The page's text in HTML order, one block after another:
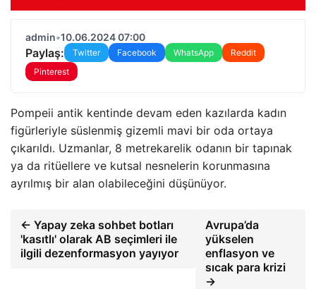
admin•10.06.2024 07:00
Paylaş: Twitter Facebook WhatsApp
Reddit
Pinterest
Pompeii antik kentinde devam eden kazılarda kadın
figürleriyle süslenmiş gizemli mavi bir oda ortaya
çıkarıldı. Uzmanlar, 8 metrekarelik odanın bir tapınak
ya da ritüellere ve kutsal nesnelerin korunmasına
ayrılmış bir alan olabileceğini düşünüyor.
← Yapay zeka sohbet botları
'kasıtlı' olarak AB seçimleri ile
ilgili dezenformasyon yayıyor
Avrupa’da
yükselen
enflasyon ve
sıcak para krizi
→